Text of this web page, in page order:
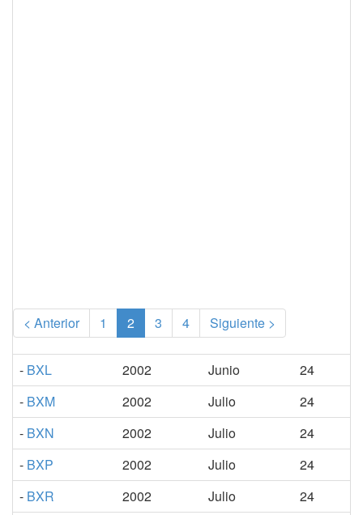
< Anterior 1 2 (current)
3 4 Siguiente >
- BXL 2002 Junio
24
- BXM 2002 Julio
24
- BXN 2002 Julio
24
- BXP 2002 Julio
24
- BXR 2002 Julio
24